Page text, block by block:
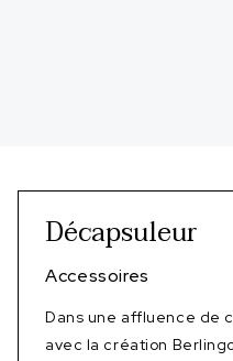
Décapsuleur
Accessoires
Dans une affluence de
avec la création